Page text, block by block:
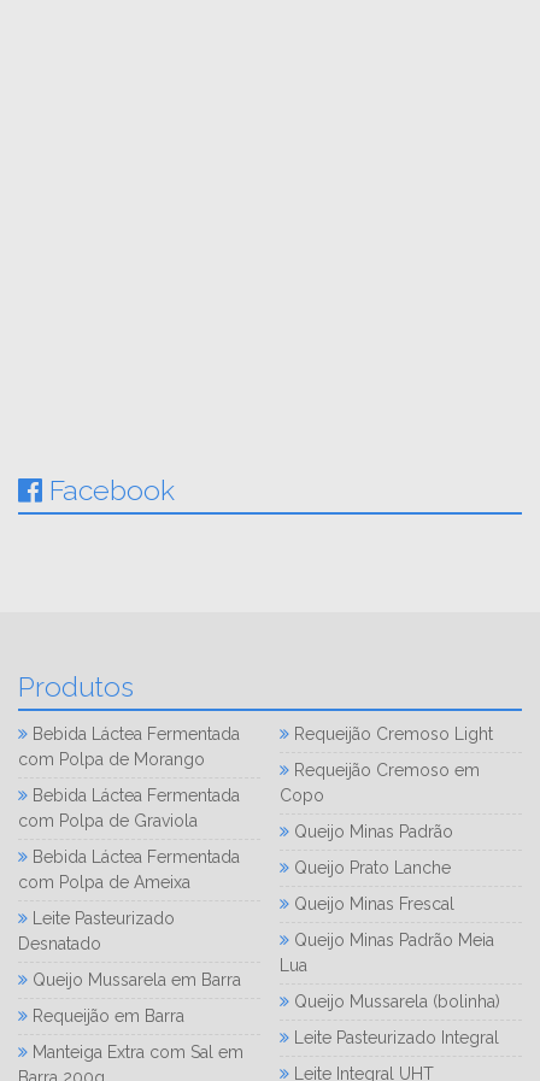
Facebook
Produtos
Bebida Láctea Fermentada
com Polpa de Morango
Bebida Láctea Fermentada
com Polpa de Graviola
Bebida Láctea Fermentada
com Polpa de Ameixa
Leite Pasteurizado
Desnatado
Queijo Mussarela em Barra
Requeijão em Barra
Manteiga Extra com Sal em
Requeijão Cremoso Light
Requeijão Cremoso em
Copo
Queijo Minas Padrão
Queijo Prato Lanche
Queijo Minas Frescal
Queijo Minas Padrão Meia
Lua
Queijo Mussarela (bolinha)
Leite Pasteurizado Integral
Leite Integral UHT